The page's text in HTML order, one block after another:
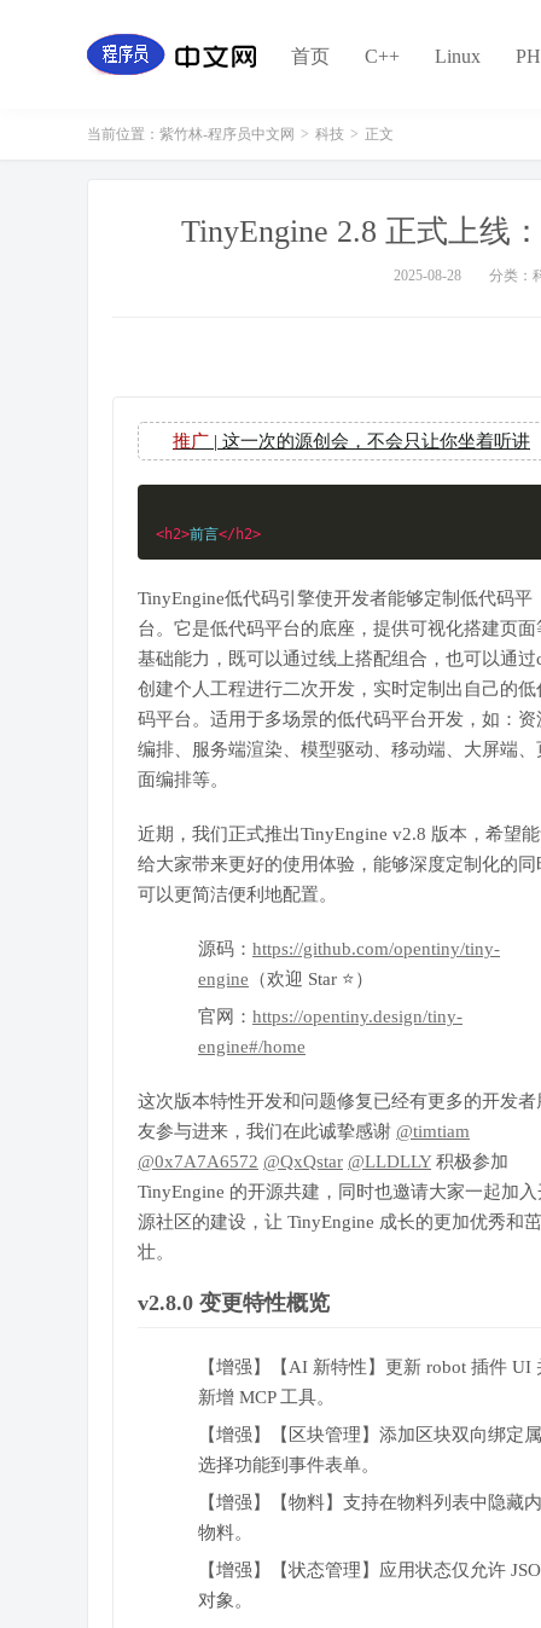
首页 C++ Linux
当前位置： 紫竹林-程序员中文网 > 科技 > 正文
TinyEngine 2.8 正式上线
2025-08-28 分类：
推广 | 这一次的源创会，不会只让你坐着听讲
<h2>前言</h2>
TinyEngine低代码引擎使开发者能够定制低代码平
台。它是低代码平台的底座，提供可视化搭建页面
基础能力，既可以通过线上搭配组合，也可以通过
创建个人工程进行二次开发，实时定制出自己的低
码平台。适用于多场景的低代码平台开发，如：资
编排、服务端渲染、模型驱动、移动端、大屏端、
面编排等。
近期，我们正式推出TinyEngine v2.8 版本，希望
给大家带来更好的使用体验，能够深度定制化的同
可以更简洁便利地配置。
源码： https://github.com/opentiny/tiny-
engine （欢迎 Star ⭐）
官网： https://opentiny.design/tiny-
engine#/home
这次版本特性开发和问题修复已经有更多的开发者
友参与进来，我们在此诚挚感谢 @timtiam
@0x7A7A6572 @QxQstar @LLDLLY积极参加
TinyEngine 的开源共建，同时也邀请大家一起加入
源社区的建设，让 TinyEngine 成长的更加优秀和茁
壮。
v2.8.0 变更特性概览
【增强】【AI 新特性】更新 robot 插件 UI
新增 MCP 工具。
【增强】【区块管理】添加区块双向绑定
选择功能到事件表单。
【增强】【物料】支持在物料列表中隐藏
物料。
【增强】【状态管理】应用状态仅允许
对象。